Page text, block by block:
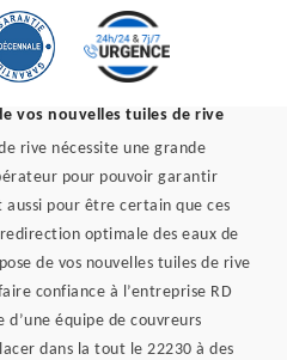
vos nouvelles tuiles de rive
rive nécessite une grande
pour pouvoir garantir
pour être certain que ces
optimale des eaux de
de vos nouvelles tuiles de rive
confiance à l’entreprise RD
d’une équipe de couvreurs
dans la tout le 22230 à des